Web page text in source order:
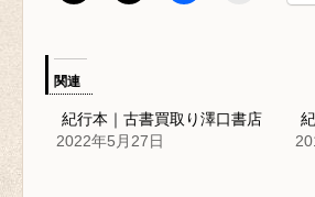
関連
紀行本｜古書買取り澤口書店
2022年5月27日